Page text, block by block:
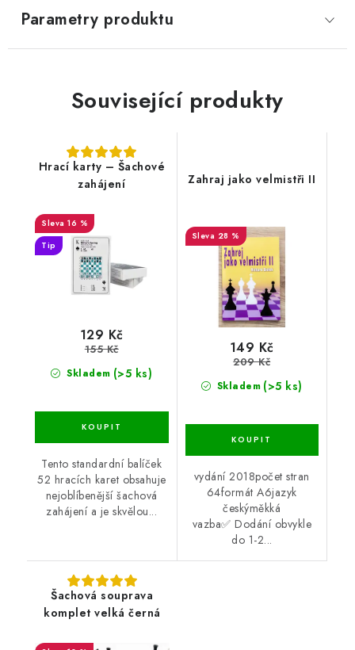
Parametry produktu
Související produkty
Hrací karty – Šachové
zahájení
16 %
Tip
Skladem (>5 ks)
129 Kč
155 Kč
Tento standardní balíček
52 hracích karet obsahuje
nejoblíbenější šachová
zahájení a je skvělou...
Zahraj jako velmistři II
28 %
Skladem (>5 ks)
149 Kč
209 Kč
vydání 2018počet stran
64formát A6jazyk
českýměkká
vazba✅ Dodání obvykle
do 1-2...
Šachová souprava
komplet velká černá